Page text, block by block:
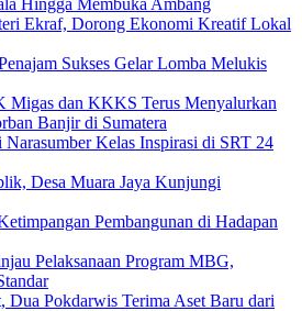
Hingga Membuka Ambang
Ekraf, Dorong Ekonomi Kreatif Lokal
Sukses Gelar Lomba Melukis
Migas dan KKKS Terus Menyalurkan
Banjir di Sumatera
Kelas Inspirasi di SRT 24
Desa Muara Jaya Kunjungi
Pembangunan di Hadapan
Pelaksanaan Program MBG,
Dua Pokdarwis Terima Aset Baru dari